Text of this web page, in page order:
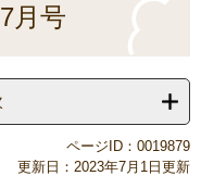
月号
ページID：0019879
更新日：2023年7月1日更新